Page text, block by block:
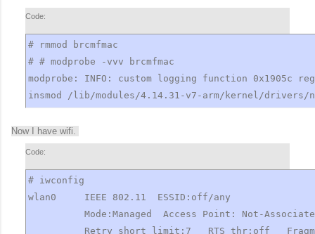
Code:
# rmmod brcmfmac
# # modprobe -vvv brcmfmac
modprobe: INFO: custom logging function 0x1905c
insmod /lib/modules/4.14.31-v7-arm/kernel/drivers/
Now I have wifi.
Code:
# iwconfig
wlan0     IEEE 802.11  ESSID:off/any
Mode:Managed  Access Point: Not-
Retry short limit:7   RTS thr:off